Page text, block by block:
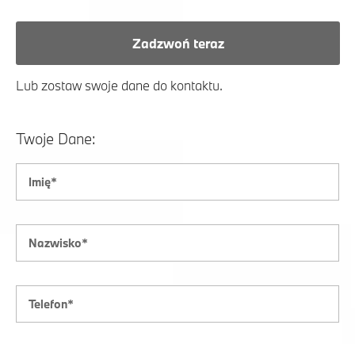
Zadzwoń teraz
Lub zostaw swoje dane do kontaktu.
Twoje Dane: